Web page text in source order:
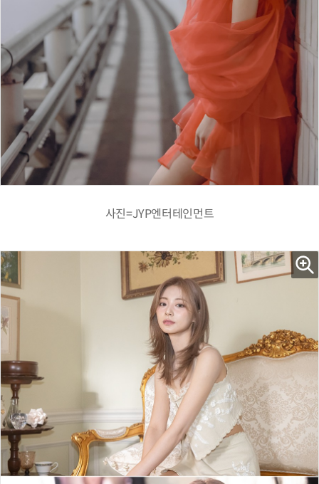
사진=JYP엔터테인먼트